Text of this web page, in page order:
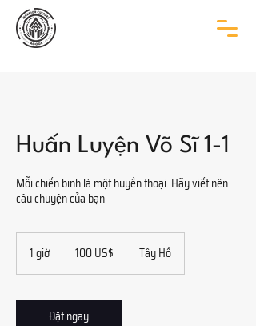
Huấn Luyện Võ Sĩ 1-1
Mỗi chiến binh là một huyền thoại. Hãy viết nên
câu chuyện của bạn
1 giờ1
100 US$ Tây Hồ
Đặt ngay